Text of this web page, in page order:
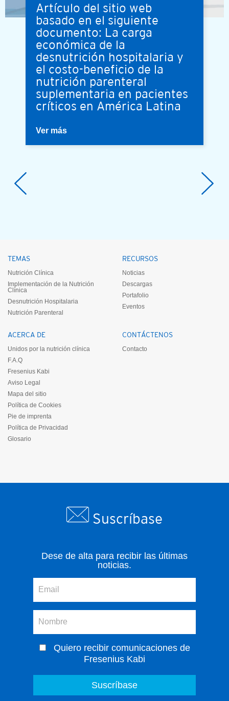
Artículo del sitio web
basado en el siguiente
documento: La carga
económica de la
desnutrición hospitalaria y
el costo-beneficio de la
nutrición parenteral
suplementaria en pacientes
críticos en América Latina
Ver más
TEMAS
Nutrición Clínica
Implementación de la Nutrición
Clínica
Desnutrición Hospitalaria
Nutrición Parenteral
RECURSOS
Noticias
Descargas
Portafolio
Eventos
ACERCA DE
Unidos por la nutrición clínica
F.A.Q
Fresenius Kabi
Aviso Legal
Mapa del sitio
Política de Cookies
Pie de imprenta
Política de Privacidad
Glosario
CONTÁCTENOS
Contacto
Suscríbase
Dese de alta para recibir las últimas
noticias.
Quiero recibir comunicaciones de
Fresenius Kabi